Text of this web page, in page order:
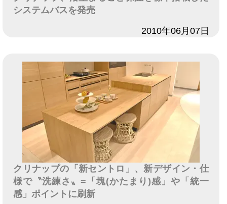
システムバスを発売
2010年06月07日
クリナップの「新セントロ」、新デザイン・仕
様で〝洗練さ〟=「塊(かたまり)感」や「統一
感」ポイントに刷新